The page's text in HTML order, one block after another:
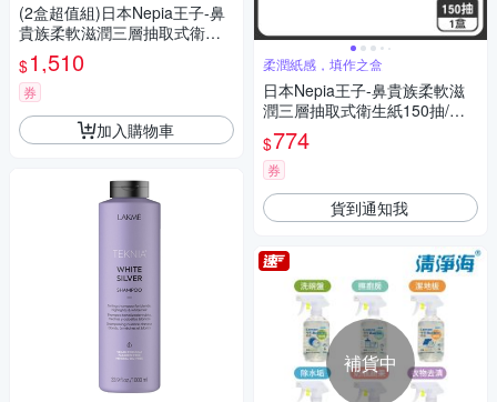
(2盒超值組)日本Nepia王子-鼻
貴族柔軟滋潤三層抽取式衛生
紙150抽/盒-著色印花款(藝術家
圖騰可填色面紙盒,妮飄擤鼻舒
適紙手帕,Hana Celeb無螢光劑
紙巾)
$1,510
券
加入購物車
柔潤紙感，填作之盒
日本Nepia王子-鼻貴族柔軟滋
潤三層抽取式衛生紙150抽/盒-
著色印花款(藝術家圖騰可填色
面紙盒,妮飄擤鼻舒適紙手帕,Ha
na Celeb無螢光劑紙巾)
$774
券
貨到通知我
補貨中